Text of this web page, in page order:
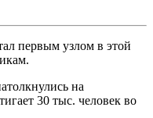
первым узлом в этой
на
30 тыс. человек во